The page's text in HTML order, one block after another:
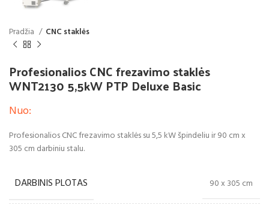
Pradžia CNC staklės
Profesionalios CNC frezavimo staklės
WNT2130 5,5kW PTP Deluxe Basic
Nuo:
Profesionalios CNC frezavimo staklės su 5,5 kW špindeliu ir 90 cm x
305 cm darbiniu stalu.
DARBINIS PLOTAS 90 x 305 cm